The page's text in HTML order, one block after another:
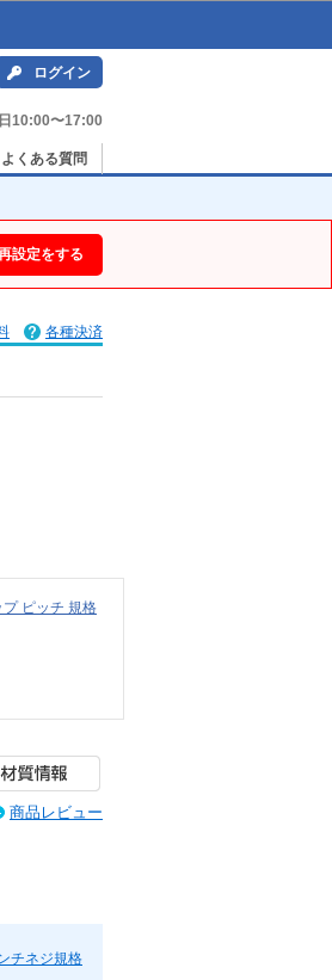
ログイン
10:00〜17:00
よくある質問
設定をする
各種決済
プ ピッチ 規格
商品レビュー
チネジ規格